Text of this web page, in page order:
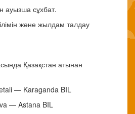
сұхбат.
және жылдам талдау
Қазақстан атынан
— Karaganda BIL
— Astana BIL